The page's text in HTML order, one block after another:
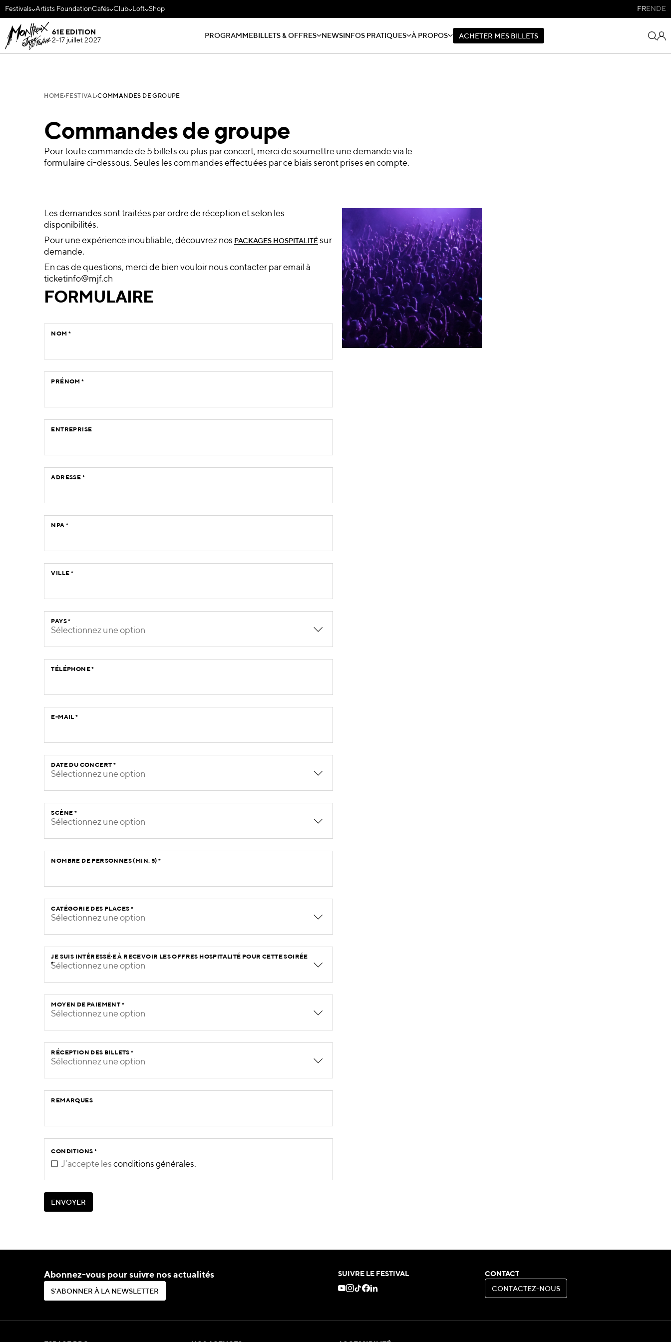
Festivals Artists FoundationCafés Club Loft Shop FREN DE
61E EDITION
2-17 juillet 2027
PROGRAMMEBILLETS & OFFRES NEWSINFOS PRATIQUES À PROPOS AC H ET ER M ES B LLET S
ACHETER MES BILLETS
HOME FESTIVAL COMMANDES DE GROUPE
Commandes de groupe
Pour toute commande de 5 billets ou plus par concert, merci de soumettre une demande via le
formulaire ci-dessous. Seules les commandes effectuées par ce biais seront prises en compte.
Les demandes sont traitées par ordre de réception et selon les
disponibilités.
Pour une expérience inoubliable, découvrez nos PACKAGES HOSPITALITÉ sur
demande.
En cas de questions, merci de bien vouloir nous contacter par email à
ticketinfo@mjf.ch
FORMULAIRE
NOM *
PRÉNOM*
ENTREPRISE
ADRESSE *
NPA *
VILLE *
PAYS*
Sélectionnez une option
TÉLÉPHONE*
E-MAIL*
DATE DU CONCERT *
Sélectionnez une option
SCÈNE *
Sélectionnez une option
NOMBRE DE PERSONNES (MIN. 5) *
CATÉGORIE DES PLACES *
Sélectionnez une option
JE SUIS INTÉRESSÉ·E À RECEVOIR LES OFFRES HOSPITALITÉ POUR CETTE SOIRÉE
*
Sélectionnez une option
MOYEN DE PAIEMENT *
Sélectionnez une option
RÉCEPTION DES BILLETS*
Sélectionnez une option
REMARQUES
CONDITIONS *
J’accepte lesconditions générales.
E N VOY E R
ENVOYER
Abonnez-vous pour suivre nos actualités
S'A BO N N E R À LA N EWS ETT E R
S'ABONNER À LA NEWSLETTER
SUIVRE LE FESTIVAL CONTACT
CO NTACT EZ- NOUS
CONTACTEZ-NOUS